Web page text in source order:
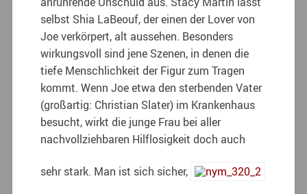
selbst Shia LaBeouf, der einen der Lover von
Joe verkörpert, alt aussehen. Besonders
wirkungsvoll sind jene Szenen, in denen die
tiefe Menschlichkeit der Figur zum Tragen
kommt. Wenn Joe etwa den sterbenden Vater
(großartig: Christian Slater) im Krankenhaus
besucht, wirkt die junge Frau bei aller
nachvollziehbaren Hilflosigkeit doch auch
sehr stark. Man ist sich sicher,